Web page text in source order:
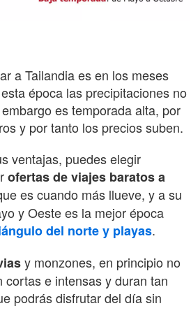
a Tailandia es en los meses
época las precipitaciones no
es temporada alta, por
y por tanto los precios suben.
ventajas, puedes elegir
ofertas de viajes baratos a
es cuando más llueve, y a su
y Oeste es la mejor época
del norte y playas.
y monzones, en principio no
e intensas y duran tan
podrás disfrutar del día sin